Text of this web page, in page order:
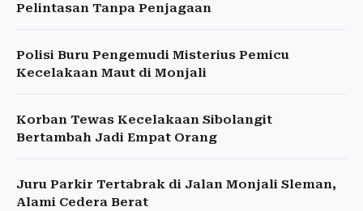
Pelintasan Tanpa Penjagaan
Polisi Buru Pengemudi Misterius Pemicu
Kecelakaan Maut di Monjali
Korban Tewas Kecelakaan Sibolangit
Bertambah Jadi Empat Orang
Juru Parkir Tertabrak di Jalan Monjali Sleman,
Alami Cedera Berat